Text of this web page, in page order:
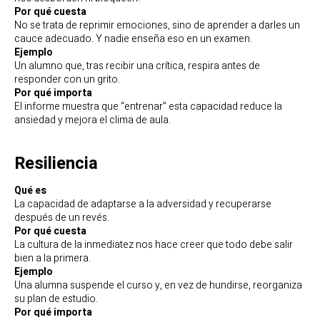
Por qué cuesta
No se trata de reprimir emociones, sino de aprender a darles un
cauce adecuado. Y nadie enseña eso en un examen.
Ejemplo
Un alumno que, tras recibir una crítica, respira antes de
responder con un grito.
Por qué importa
El informe muestra que “entrenar” esta capacidad reduce la
ansiedad y mejora el clima de aula.
Resiliencia
Qué es
La capacidad de adaptarse a la adversidad y recuperarse
después de un revés.
Por qué cuesta
La cultura de la inmediatez nos hace creer que todo debe salir
bien a la primera.
Ejemplo
Una alumna suspende el curso y, en vez de hundirse, reorganiza
su plan de estudio.
Por qué importa